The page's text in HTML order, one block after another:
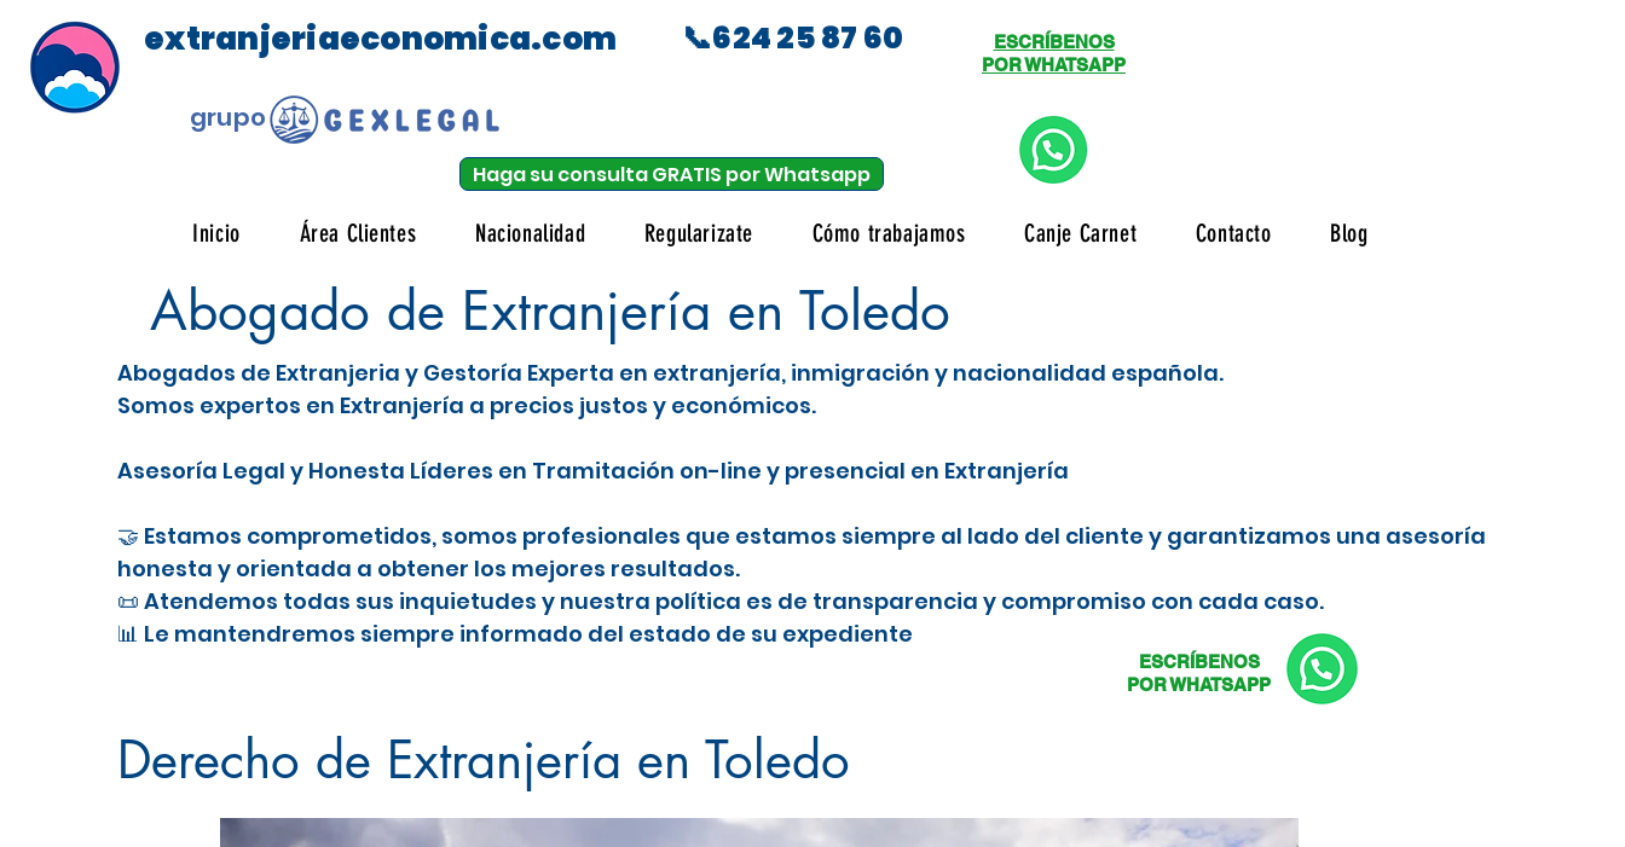
extranjeriaeconomica.com
grupo
📞624 25 87 60
Haga su consulta GRATIS por Whatsapp
ESCRÍBENOS
POR WHATSAPP
Inicio Área Clientes Nacionalidad Regularizate Cómo trabajamos Canje Carnet Contacto Blog
Abogado de Extranjería en Toledo
Abogados de Extranjeria y Gestoría Experta en extranjería, inmigración y nacionalidad española.
Somos expertos en Extranjería a precios justos y económicos.
Asesoría Legal y Honesta Líderes en Tramitación on-line y presencial en Extranjería
🤝 Estamos comprometidos, somos profesionales que estamos siempre al lado del cliente y garantizamos una asesoría
honesta y orientada a obtener los mejores resultados.
📜 Atendemos todas sus inquietudes y nuestra política es de transparencia y compromiso con cada caso.
📊 Le mantendremos siempre informado del estado de su expediente
ESCRÍBENOS
POR WHATSAPP
Derecho de Extranjería en Toledo